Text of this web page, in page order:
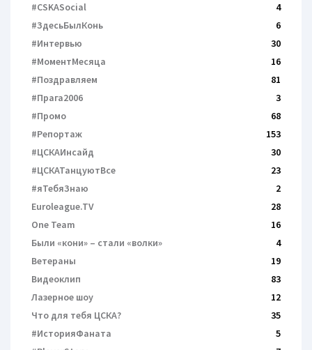
#CSKASocial
4
#ЗдесьБылКонь
6
#Интервью
30
#МоментМесяца
16
#Поздравляем
81
#Прага2006
3
#Промо
68
#Репортаж
153
#ЦСКАИнсайд
30
#ЦСКАТанцуютВсе
23
#яТебяЗнаю
2
Euroleague.TV
28
One Team
16
Были «кони» – cтали «волки»
4
Ветераны
19
Видеоклип
83
Лазерное шоу
12
Что для тебя ЦСКА?
35
#ИсторияФаната
5